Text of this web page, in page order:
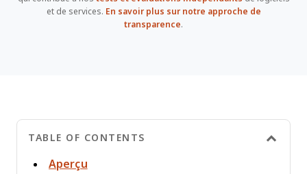
et de services. En savoir plus sur notre approche de
transparence.
TABLE OF CONTENTS
Aperçu